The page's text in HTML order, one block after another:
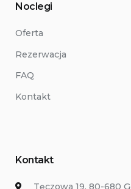
Noclegi
Oferta
Rezerwacja
FAQ
Kontakt
Kontakt
Tęczowa 19, 80-680